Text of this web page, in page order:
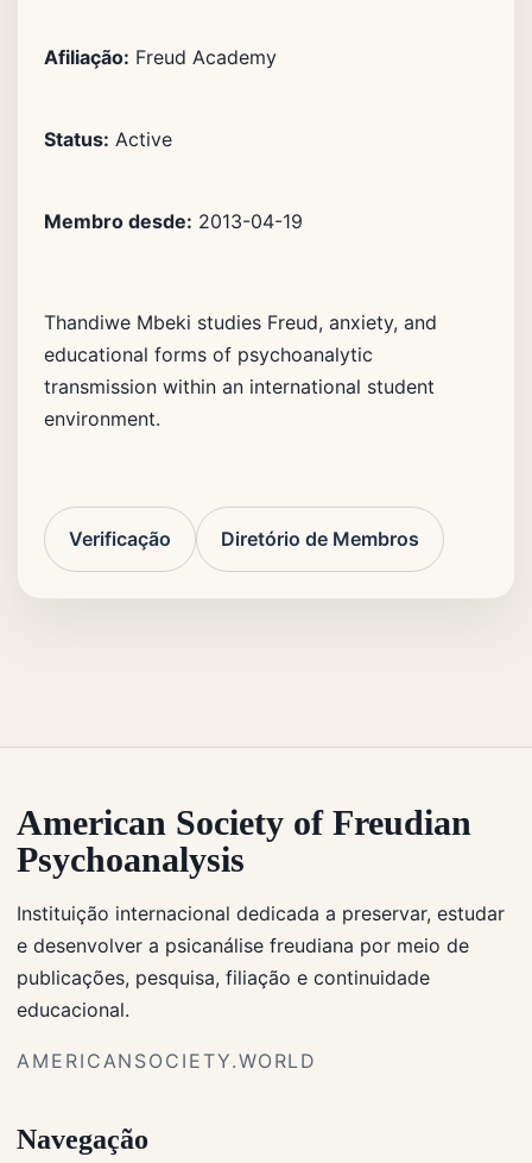
Afiliação: Freud Academy
Status: Active
Membro desde: 2013-04-19
Thandiwe Mbeki studies Freud, anxiety, and
educational forms of psychoanalytic
transmission within an international student
environment.
Verificação Diretório de Membros
American Society of Freudian
Psychoanalysis
Instituição internacional dedicada a preservar, estudar
e desenvolver a psicanálise freudiana por meio de
publicações, pesquisa, filiação e continuidade
educacional.
AMERICANSOCIETY.WORLD
Navegação